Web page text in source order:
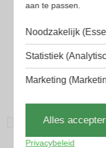
aan te passen.
Noodzakelijk
Statistiek
Marketing
Alles
Privacybeleid